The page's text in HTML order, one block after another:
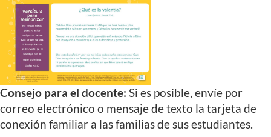
Consejo para el docente: Si es posible, envíe por
correo electrónico o mensaje de texto la tarjeta de
conexión familiar a las familias de sus estudiantes.